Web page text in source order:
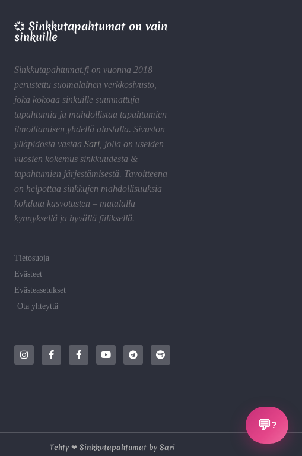
💬?
💞 Sinkkutapahtumat on vain
sinkuille
Sinkkutapahtumat.fi on vuonna 2018
perustettu suomalainen verkkosivusto,
joka kokoaa sinkuille suunnattuja
tapahtumia ja mahdollistaa tapahtumien
ilmoittamisen yhdellä alustalla. Sivuston
ylläpidosta vastaa Sari, jolla on useiden
vuosien kokemus sinkkuudesta &
tapahtumien järjestämisestä. Tavoitteena
on helpottaa sinkkujen mahdollisuuksia
kohdata kasvotusten – matalalla
kynnyksellä ja hyvällä fiiliksellä.
Tietosuoja
Evästeet
Evästeasetukset
Ota yhteyttä
Tehty ❤ Sinkkutapahtumat by Sari